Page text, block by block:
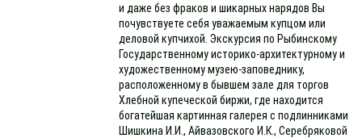
и даже без фраков и шикарных нарядов Вы
почувствуете себя уважаемым купцом или
деловой купчихой. Экскурсия по Рыбинскому
Государственному историко-архитектурному и
художественному музею-заповеднику,
расположенному в бывшем зале для торгов
Хлебной купеческой биржи, где находится
богатейшая картинная галерея с подлинниками
Шишкина И.И., Айвазовского И.К., Серебряковой